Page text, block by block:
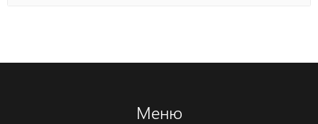
Меню